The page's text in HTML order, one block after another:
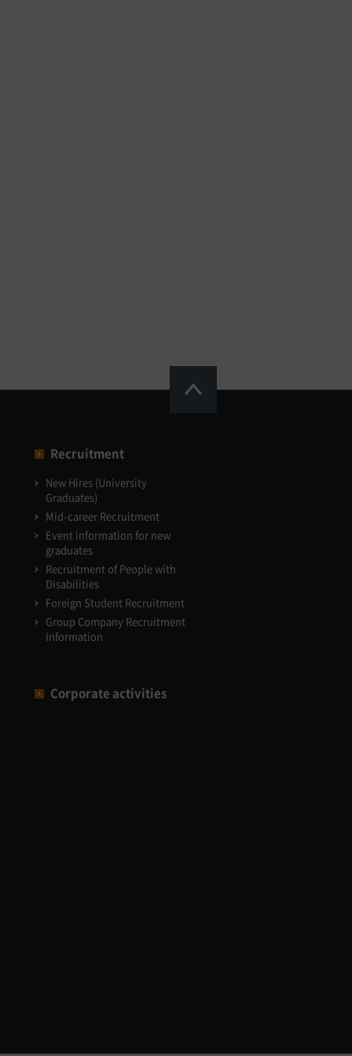
Recruitment
New Hires (University
Graduates)
Mid-career Recruitment
Event information for new
graduates
Recruitment of People with
Disabilities
Foreign Student Recruitment
Group Company Recruitment
Information
Corporate activities